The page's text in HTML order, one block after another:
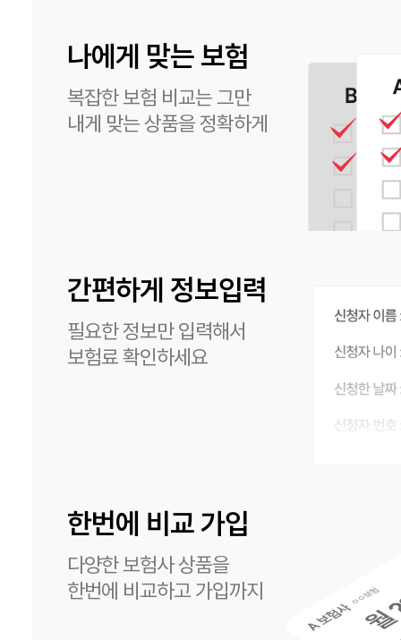
나에게 맞는 보험
복잡한 보험 비교는 그만
내게 맞는 상품을 정확하게
간편하게 정보입력
필요한 정보만 입력해서
보험료 확인하세요
한번에 비교 가입
다양한 보험사 상품을
한번에 비교하고 가입까지